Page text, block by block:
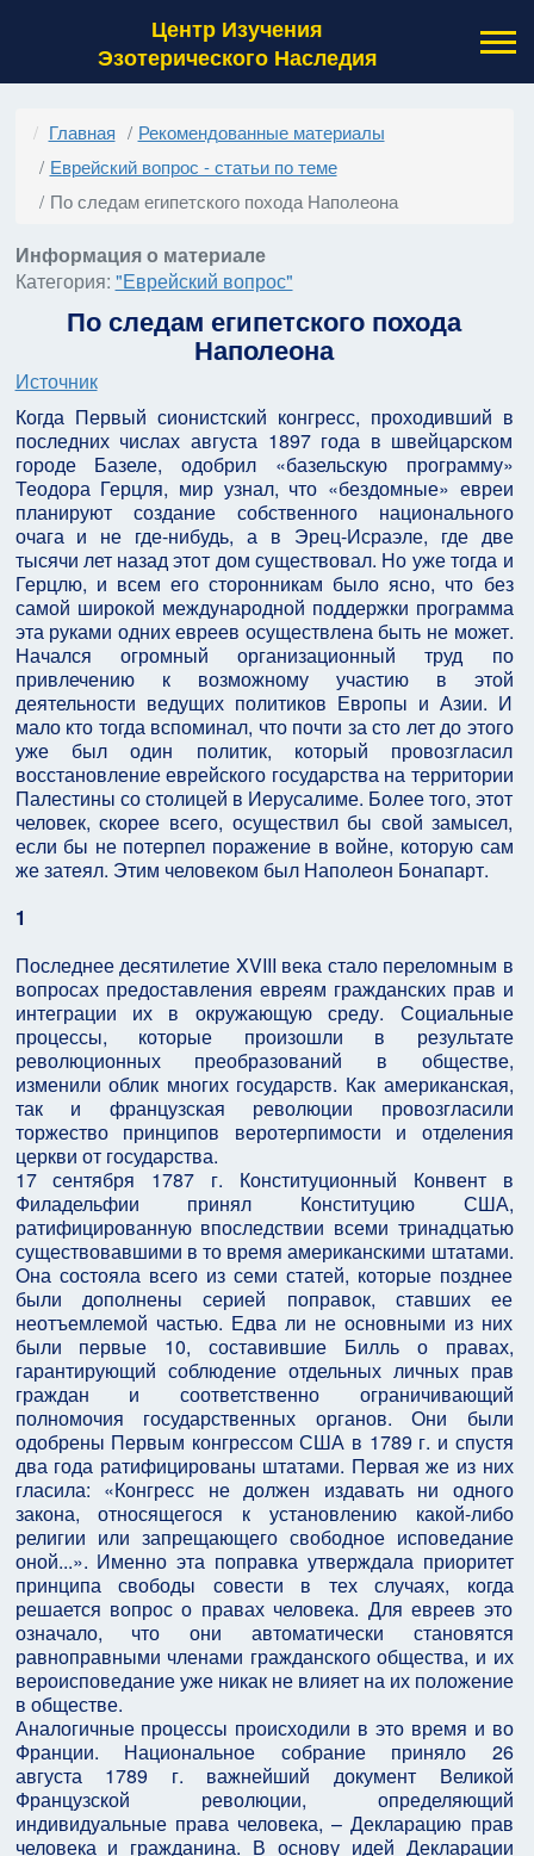
Центр Изучения
Эзотерического Наследия
Главная
Рекомендованные материалы
Еврейский вопрос - статьи по теме
По следам египетского похода Наполеона
Информация о материале
Категория: "Еврейский вопрос"
По следам египетского похода
Наполеона
Источник
Когда Первый сионистский конгресс, проходивший в
последних числах августа 1897 года в швейцарском
городе Базеле, одобрил «базельскую программу»
Теодора Герцля, мир узнал, что «бездомные» евреи
планируют создание собственного национального
очага и не где-нибудь, а в Эрец-Исраэле, где две
тысячи лет назад этот дом существовал. Но уже тогда и
Герцлю, и всем его сторонникам было ясно, что без
самой широкой международной поддержки программа
эта руками одних евреев осуществлена быть не может.
Начался огромный организационный труд по
привлечению к возможному участию в этой
деятельности ведущих политиков Европы и Азии. И
мало кто тогда вспоминал, что почти за сто лет до этого
уже был один политик, который провозгласил
восстановление еврейского государства на территории
Палестины со столицей в Иерусалиме. Более того, этот
человек, скорее всего, осуществил бы свой замысел,
если бы не потерпел поражение в войне, которую сам
же затеял. Этим человеком был Наполеон Бонапарт.
1
Последнее десятилетие XVIII века стало переломным в
вопросах предоставления евреям гражданских прав и
интеграции их в окружающую среду. Социальные
процессы, которые произошли в результате
революционных преобразований в обществе,
изменили облик многих государств. Как американская,
так и французская революции провозгласили
торжество принципов веротерпимости и отделения
церкви от государства.
17 сентября 1787 г. Конституционный Конвент в
Филадельфии принял Конституцию США,
ратифицированную впоследствии всеми тринадцатью
существовавшими в то время американскими штатами.
Она состояла всего из семи статей, которые позднее
были дополнены серией поправок, ставших ее
неотъемлемой частью. Едва ли не основными из них
были первые 10, составившие Билль о правах,
гарантирующий соблюдение отдельных личных прав
граждан и соответственно ограничивающий
полномочия государственных органов. Они были
одобрены Первым конгрессом США в 1789 г. и спустя
два года ратифицированы штатами. Первая же из них
гласила: «Конгресс не должен издавать ни одного
закона, относящегося к установлению какой-либо
религии или запрещающего свободное исповедание
оной...». Именно эта поправка утверждала приоритет
принципа свободы совести в тех случаях, когда
решается вопрос о правах человека. Для евреев это
означало, что они автоматически становятся
равноправными членами гражданского общества, и их
вероисповедание уже никак не влияет на их положение
в обществе.
Аналогичные процессы происходили в это время и во
Франции. Национальное собрание приняло 26
августа 1789 г. важнейший документ Великой
Французской революции, определяющий
индивидуальные права человека, – Декларацию прав
человека и гражданина. В основу идей Декларации